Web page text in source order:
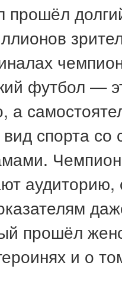
футбол —
а
спорта со
прошёл
и о